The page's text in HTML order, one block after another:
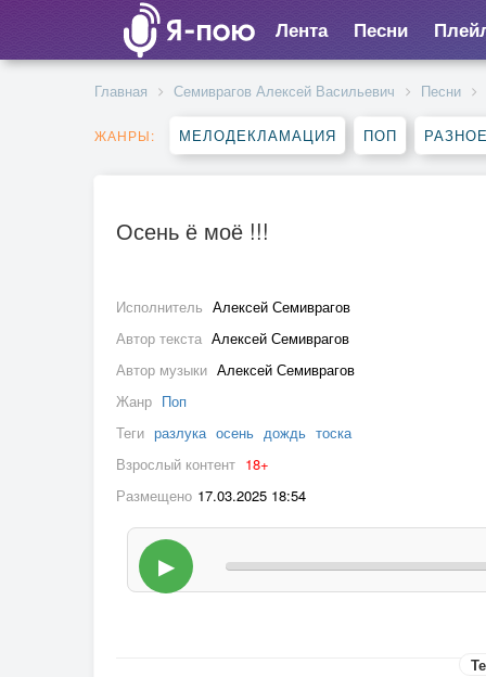
Лента Песни
Главная Семиврагов Алексей Васильевич Песни
ЖАНРЫ: МЕЛОДЕКЛАМАЦИЯ ПОП РАЗНОЕ
Осень ё моё !!!
Исполнитель Алексей Семиврагов
Автор текста Алексей Семиврагов
Автор музыки Алексей Семиврагов
Жанр Поп
Теги разлука осень дождь тоска
Взрослый контент 18+
Размещено 17.03.2025 18:54
▶